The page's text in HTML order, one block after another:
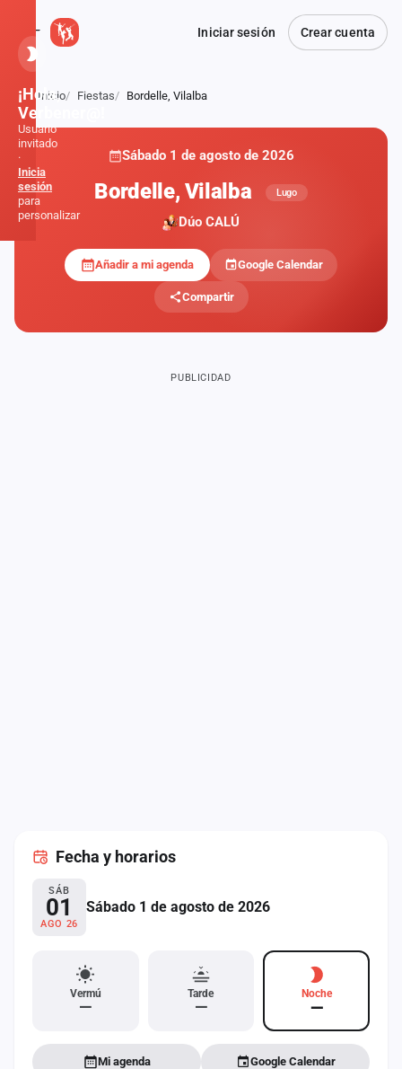
Iniciar sesión Crear cuenta
Atrás
Inicio Fiestas Bordelle, Vilalba
Sábado 1 de agosto de 2026
Bordelle, Vilalba Lugo
Dúo CALÚ
Añadir a mi agenda Google Calendar
Compartir
PUBLICIDAD
Fecha y horarios
SÁB
01
AGO 26
Sábado 1 de agosto de 2026
Vermú
—
Tarde
—
Noche
—
Mi agenda Google Calendar
¡Hola,
Verbener@!
Usuario
invitado
·
Inicia
sesión
para
personalizar
Administración
Contacto